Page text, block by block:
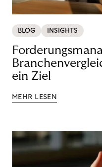
BLOG INSIGHTS
ein Ziel
MEHR LESEN